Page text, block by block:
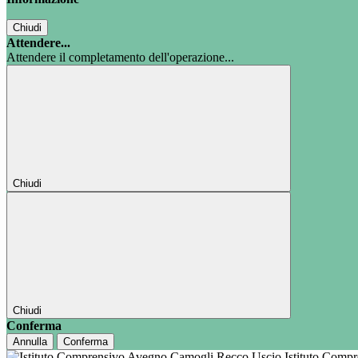
Chiudi
Attendere...
Attendere il completamento dell'operazione...
Chiudi
Chiudi
Conferma
Annulla Conferma